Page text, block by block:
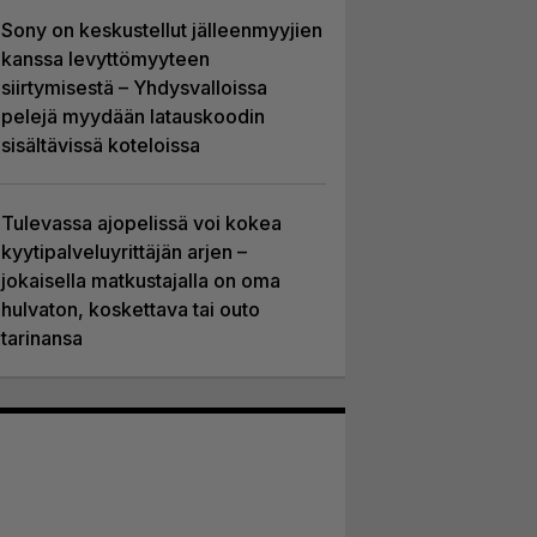
Sony on keskustellut jälleenmyyjien
kanssa levyttömyyteen
siirtymisestä – Yhdysvalloissa
pelejä myydään latauskoodin
sisältävissä koteloissa
Tulevassa ajopelissä voi kokea
kyytipalveluyrittäjän arjen –
jokaisella matkustajalla on oma
hulvaton, koskettava tai outo
tarinansa